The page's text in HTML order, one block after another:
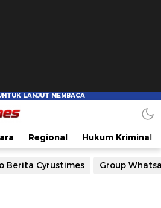
Akurat
Regional Hukum Kriminal
Berita Cyrustimes Group